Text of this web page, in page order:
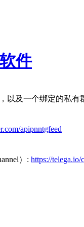
件
以及一个绑定的私有
apipnntgfeed
）: https://telega.io/